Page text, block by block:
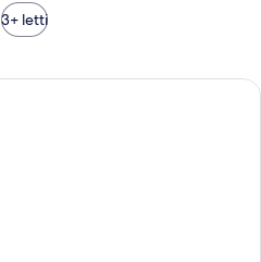
3+ letti
Una cucina compatta con angolo